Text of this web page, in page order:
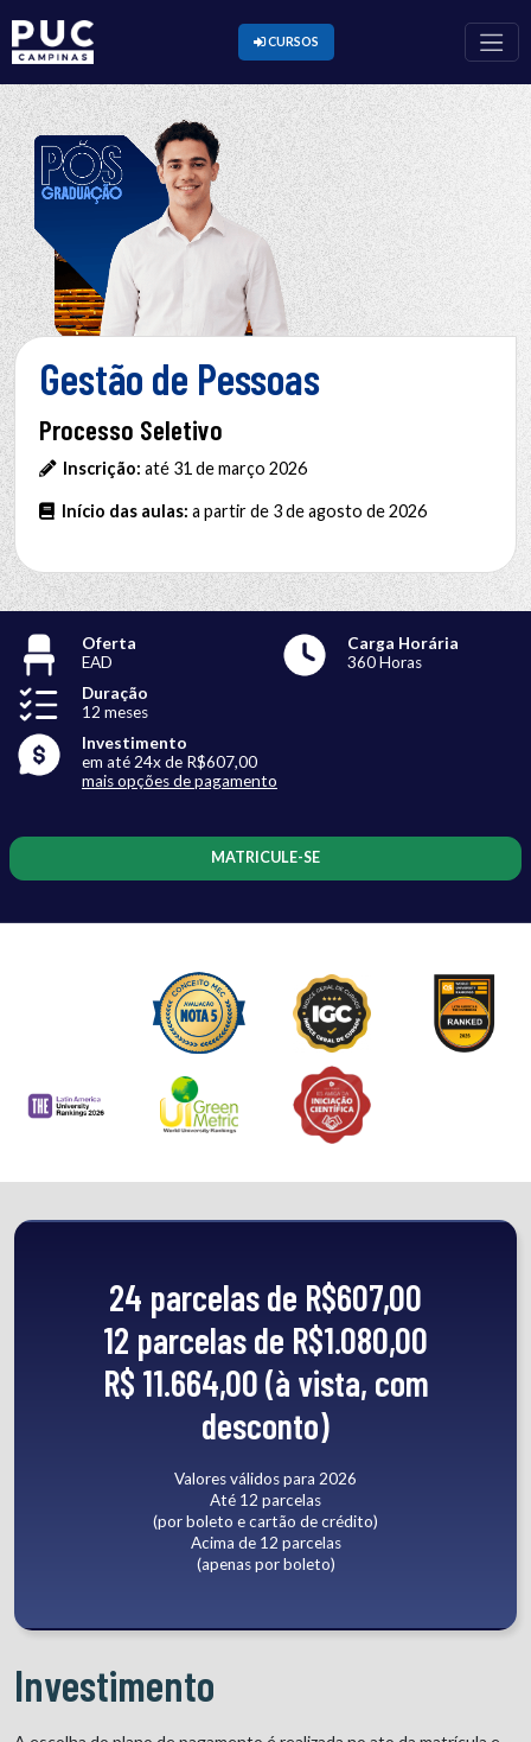
Gestão de Pessoas
Processo Seletivo
Inscrição: até 31 de março 2026
Início das aulas: a partir de 3 de agosto de 2026
Oferta
EAD
Carga Horária
360 Horas
Duração
12 meses
Investimento
em até 24x de R$607,00
mais opções de pagamento
MATRICULE-SE
24 parcelas de R$607,00
12 parcelas de R$1.080,00
R$ 11.664,00 (à vista, com
desconto)
Valores válidos para 2026
Até 12 parcelas
(por boleto e cartão de crédito)
Acima de 12 parcelas
(apenas por boleto)
Investimento